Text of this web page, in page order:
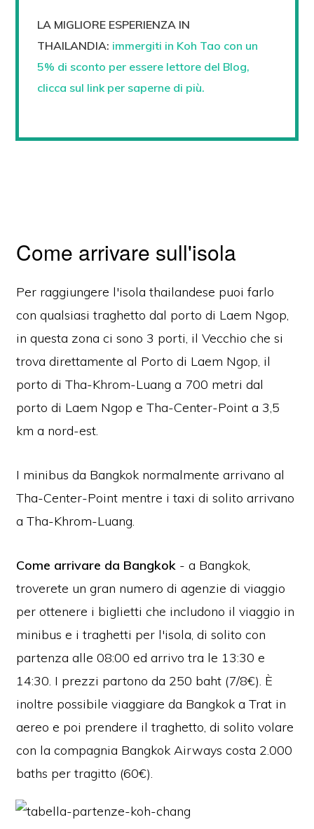
LA MIGLIORE ESPERIENZA IN
THAILANDIA: immergiti in Koh Tao con un
5% di sconto per essere lettore del Blog,
clicca sul link per saperne di più.
Come arrivare sull'isola
Per raggiungere l'isola thailandese puoi farlo
con qualsiasi traghetto dal porto di Laem Ngop,
in questa zona ci sono 3 porti, il Vecchio che si
trova direttamente al Porto di Laem Ngop, il
porto di Tha-Khrom-Luang a 700 metri dal
porto di Laem Ngop e Tha-Center-Point a 3,5
km a nord-est.
I minibus da Bangkok normalmente arrivano al
Tha-Center-Point mentre i taxi di solito arrivano
a Tha-Khrom-Luang.
Come arrivare da Bangkok - a Bangkok,
troverete un gran numero di agenzie di viaggio
per ottenere i biglietti che includono il viaggio in
minibus e i traghetti per l'isola, di solito con
partenza alle 08:00 ed arrivo tra le 13:30 e
14:30. I prezzi partono da 250 baht (7/8€). È
inoltre possibile viaggiare da Bangkok a Trat in
aereo e poi prendere il traghetto, di solito volare
con la compagnia Bangkok Airways costa 2.000
baths per tragitto (60€).